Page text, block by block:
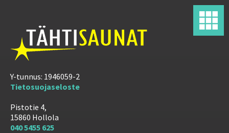
Y-tunnus: 1946059-2
Tietosuojaseloste
Pistotie 4,
15860 Hollola
040 5455 625